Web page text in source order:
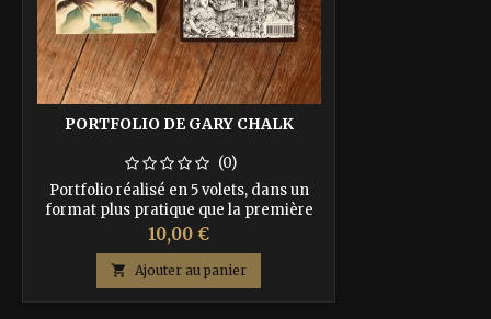
PORTFOLIO DE GARY CHALK
(0)
Portfolio réalisé en 5 volets, dans un
format plus pratique que la première
édition et rigoureusement dans l'esprit
de la série des Livres dont Vous êtes le
Héros. Le côté extérieur de ce portfolio
est composé d'illustrations de Gary
Chalk, l'illustrateur historique de la série
Prix
10,00 €
 Ajouter au panier